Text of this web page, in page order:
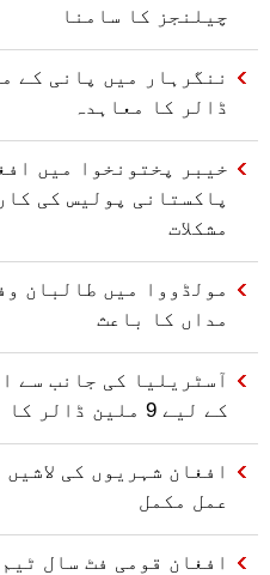
چیلنجز کا سامنا
ننگرہار میں پانی کے
ڈالر کا معاہدہ
خیبر پختونخوا میں
پاکستانی پولیس کی
مشکلات
مولڈووا میں طالبان
مداں کا باعث
آسٹریلیا کی جانب سے
کے لیے 9 ملین ڈالر کا تعاون
افغان شہریوں کی
عمل مکمل
افغان قومی فٹ سال